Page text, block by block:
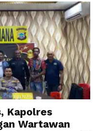
Kapolres
Wartawan